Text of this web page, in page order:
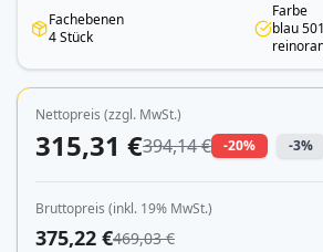
Fachebenen
4 Stück
Farbe
blau
Nettopreis (zzgl. MwSt.)
315,31 €394,14 € -20% -3%
Bruttopreis (inkl. 19% MwSt.)
375,22 €469,03 €